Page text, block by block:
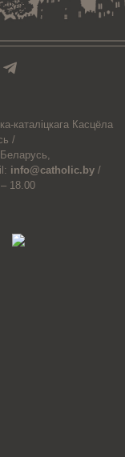
каталіцкага Касцёла
/
info@catholic.by /
18.00